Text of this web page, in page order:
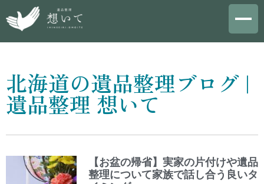
北海道の遺品整理ブログ |
遺品整理 想いて
【お盆の帰省】実家の片付けや遺品
整理について家族で話し合う良いタ